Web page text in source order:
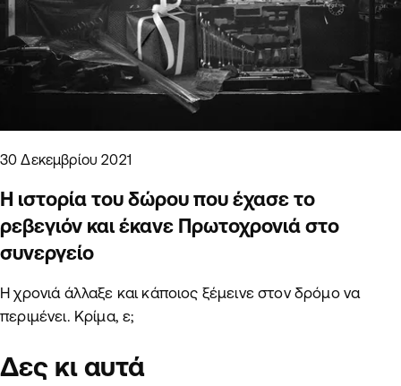
30 Δεκεμβρίου 2021
Η ιστορία του δώρου που έχασε το
ρεβεγιόν και έκανε Πρωτοχρονιά στο
συνεργείο
Η χρονιά άλλαξε και κάποιος ξέμεινε στον δρόμο να
περιμένει. Κρίμα, ε;
Δες κι αυτά